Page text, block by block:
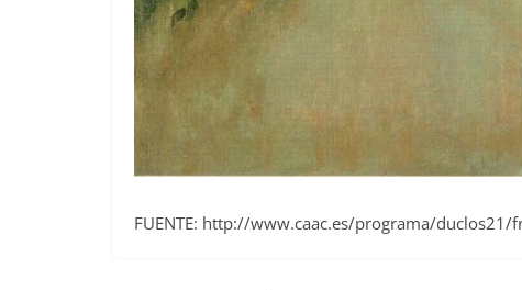
FUENTE: http://www.caac.es/programa/duclos21/